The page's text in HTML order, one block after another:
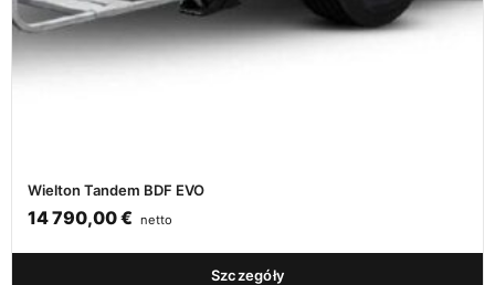
Wielton Tandem BDF EVO
14 790,00€ netto
Szczegóły